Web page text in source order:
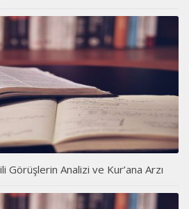
Görüşlerin Analizi ve Kur’ana Arzı